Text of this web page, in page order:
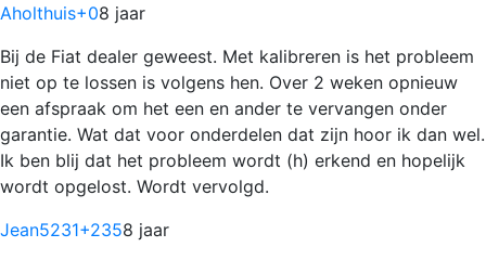
Aholthuis+08 jaar
Bij de Fiat dealer geweest. Met kalibreren is het probleem
niet op te lossen is volgens hen. Over 2 weken opnieuw
een afspraak om het een en ander te vervangen onder
garantie. Wat dat voor onderdelen dat zijn hoor ik dan wel.
Ik ben blij dat het probleem wordt (h) erkend en hopelijk
wordt opgelost. Wordt vervolgd.
Jean5231+2358 jaar